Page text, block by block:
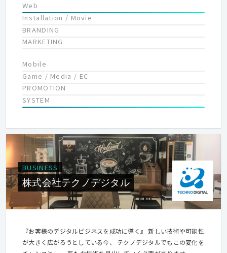
えていく。 ・正気を保つ バイアスにとらわれていないか。場の
空気に流されていないか。周囲の声に耳をかたむけているか。い
つも事実を冷静に捉え、論理的に考えて意思決定をしよう。
Web
Installation / Movie
BRANDING
MARKETING
Mobile
Game / Media / EC
PROMOTION
SYSTEM
BUSINESS
株式会社テクノデジタル
『お客様のデジタルビジネスを成功に導く』 新しい技術や可能性
が大きく広がろうとしている今、 テクノデジタルでもこの変化を